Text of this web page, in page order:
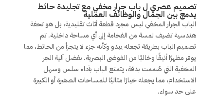
تصميم عصري ل باب جرار مخفي مع تجليدة حائط
يدمج بين الجمال والوظائف العملية
الباب الجرار المخفي ليس مجرد قطعة أثاث تقليدية، بل هو تحفة
هندسية تضيف لمسة من الفخامة إلى أي مساحة داخلية. تم
تصميم الباب بطريقة تجعله يبدو وكأنه جزء لا يتجزأ من الحائط، مما
يوفر مظهرًا أنيقًا وخاليًا من الفوضى البصرية. بفضل آلية الجر
المخفية التي صُممت بدقة، يتمتع الباب بأداء سلس وسهل
الاستخدام، مما يجعله خيارًا مثاليًا للمساحات الصغيرة أو الكبيرة
على حد سواء.